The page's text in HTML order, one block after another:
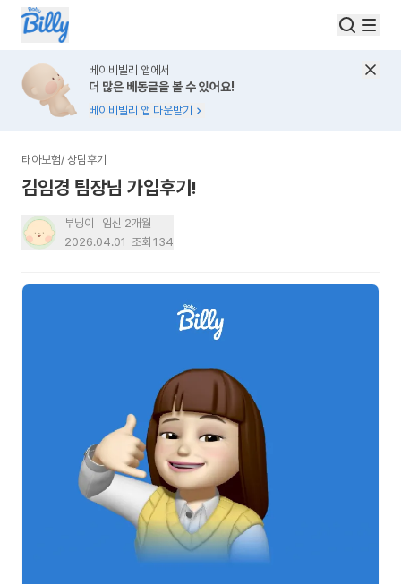
베이비빌리 앱에서
더 많은 베동글을 볼 수 있어요!
베이비빌리 앱 다운받기
태아보험/ 상담후기
김임경 팀장님 가입후기!
부닝이
임신 2개월
2026.04.01 조회 134